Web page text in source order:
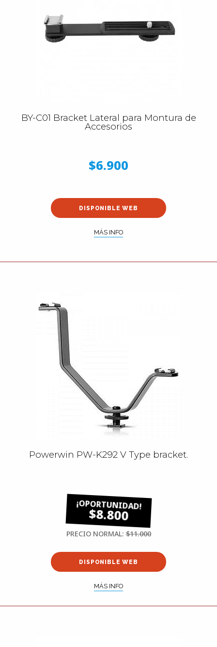
BY-C01 Bracket Lateral para Montura de
Accesorios
$6.900
DISPONIBLE WEB
MÁS INFO
Powerwin PW-K292 V Type bracket.
$8.800
PRECIO NORMAL:$11.000
DISPONIBLE WEB
MÁS INFO